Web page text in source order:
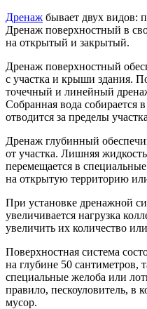
Дренаж бывает двух видов:
Дренаж поверхностный в
на открытый и закрытый.
Дренаж поверхностный
с участка и крыши здания.
точечный и линейный
Собранная вода собирается
отводится за пределы
Дренаж глубинный
от участка. Лишняя
перемещается в
на открытую территорию
При установке дренажной
увеличивается нагрузка
увеличить их количество
Поверхностная система
на глубине 50 сантиметров,
специальные желоба или
правило, пескоуловитель, в
мусор.